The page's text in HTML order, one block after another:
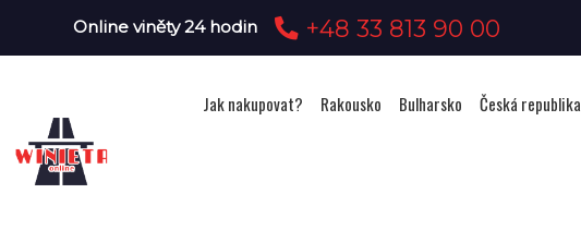
Online viněty 24 hodin +48 33 813 90 00
Jak nakupovat? Rakousko Bulharsko Česká republika